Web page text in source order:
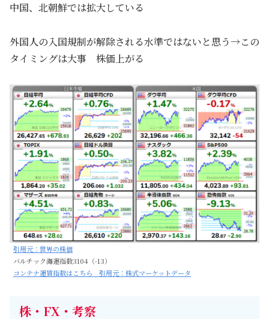
中国、北朝鮮では拡大している
外国人の入国規制が解除される水準ではないと思う→この
タイミングは大事 株価上がる
引用元：世界の株価
バルチック海運指数3104（-13）
コンテナ運賃指数はこちら 引用元：株式マーケットデータ
株・FX・考察